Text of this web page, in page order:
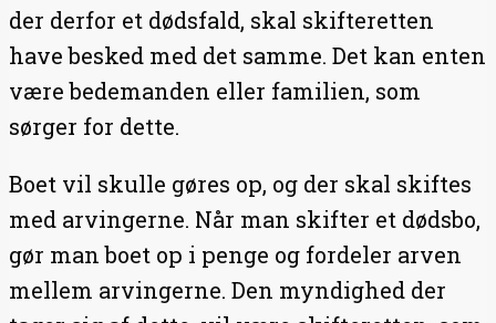
der derfor et dødsfald, skal skifteretten
have besked med det samme. Det kan enten
være bedemanden eller familien, som
sørger for dette.
Boet vil skulle gøres op, og der skal skiftes
med arvingerne. Når man skifter et dødsbo,
gør man boet op i penge og fordeler arven
mellem arvingerne. Den myndighed der